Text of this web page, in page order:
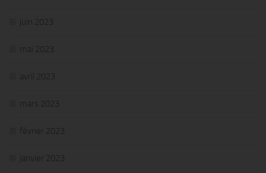
juin 2023
mai 2023
avril 2023
mars 2023
février 2023
janvier 2023